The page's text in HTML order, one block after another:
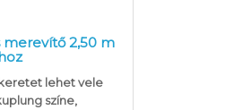
merevítő 2,50 m
lehet vele
színe,